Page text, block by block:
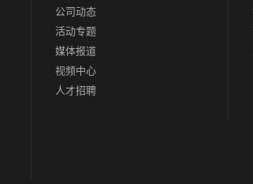
公司动态
活动专题
媒体报道
视频中心
人才招聘